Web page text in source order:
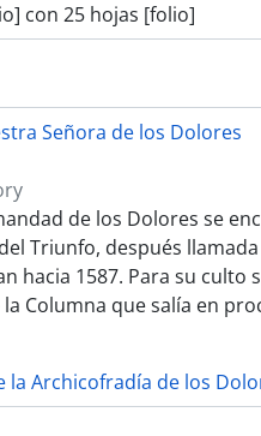
con 25 hojas [folio]
Señora de los Dolores
de los Dolores se
Triunfo, después
hacia 1587. Para su culto
Columna que salía en
Archicofradía de los